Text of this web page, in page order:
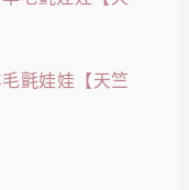
氈娃娃【天竺